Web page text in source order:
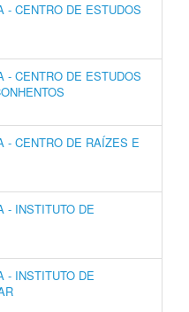
- CENTRO DE ESTUDOS
- CENTRO DE ESTUDOS
- CENTRO DE RAÍZES E
- INSTITUTO DE
- INSTITUTO DE